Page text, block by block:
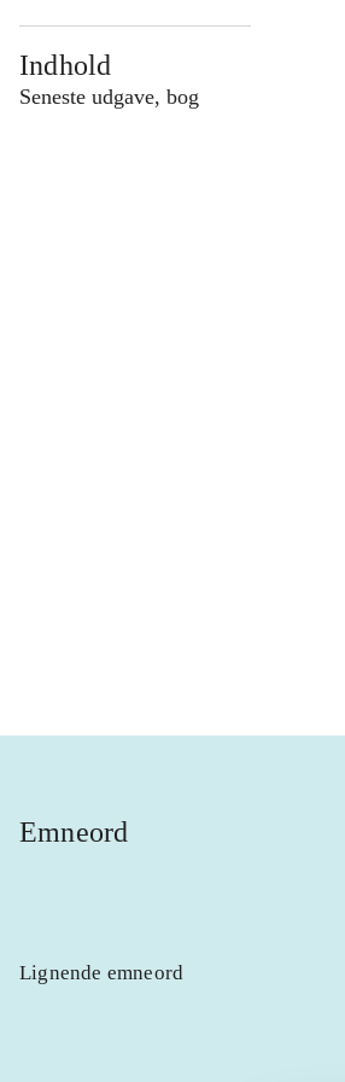
Indhold
Seneste udgave, bog
Emneord
Lignende emneord